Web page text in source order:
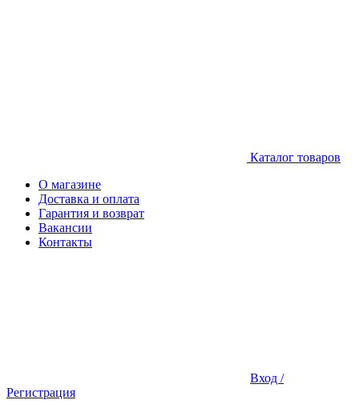
Каталог товаров
О магазине
Доставка и оплата
Гарантия и возврат
Вакансии
Контакты
Вход /
Регистрация